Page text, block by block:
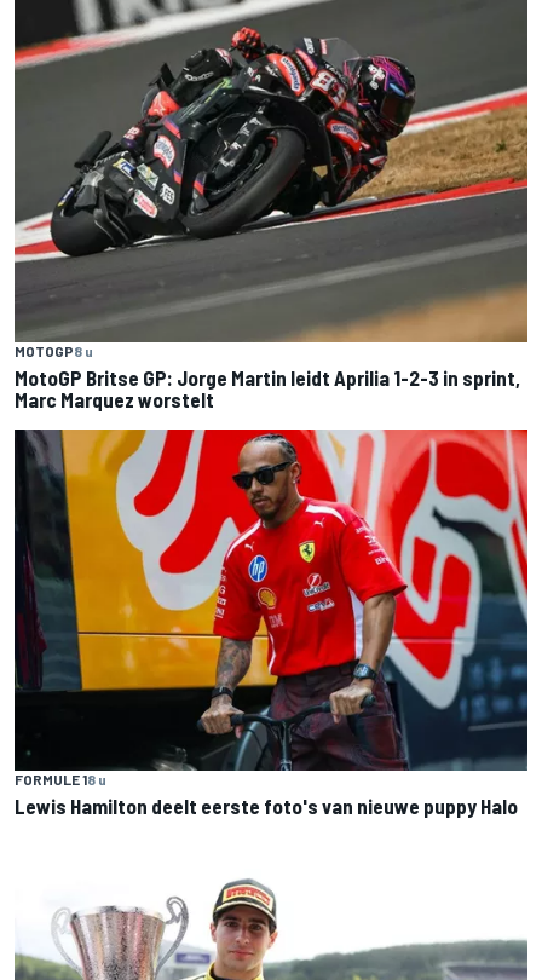
MOTOGP8 u
MotoGP Britse GP: Jorge Martin leidt Aprilia 1-2-3 in sprint,
Marc Marquez worstelt
FORMULE 18 u
Lewis Hamilton deelt eerste foto's van nieuwe puppy Halo